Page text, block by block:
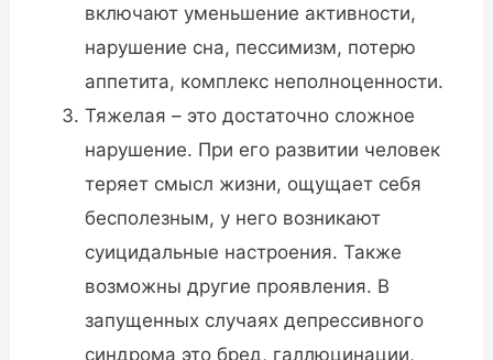
включают уменьшение активности,
нарушение сна, пессимизм, потерю
аппетита, комплекс неполноценности.
Тяжелая – это достаточно сложное
нарушение. При его развитии человек
теряет смысл жизни, ощущает себя
бесполезным, у него возникают
суицидальные настроения. Также
возможны другие проявления. В
запущенных случаях депрессивного
синдрома это бред, галлюцинации,